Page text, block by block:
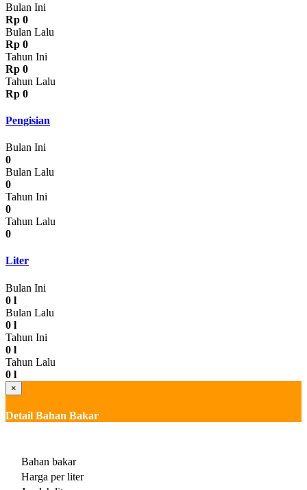
Bulan Ini
Rp 0
Bulan Lalu
Rp 0
Tahun Ini
Rp 0
Tahun Lalu
Rp 0
Pengisian
Bulan Ini
0
Bulan Lalu
0
Tahun Ini
0
Tahun Lalu
0
Liter
Bulan Ini
0 l
Bulan Lalu
0 l
Tahun Ini
0 l
Tahun Lalu
0 l
×
Detail Bahan Bakar
Bahan bakar
Harga per liter